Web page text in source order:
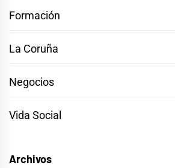
Formación
La Coruña
Negocios
Vida Social
Archivos